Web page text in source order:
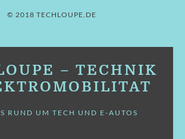
© 2018 TECHLOUPE.DE
– TECHNIK
RUND UM TECH UND E-AUTOS